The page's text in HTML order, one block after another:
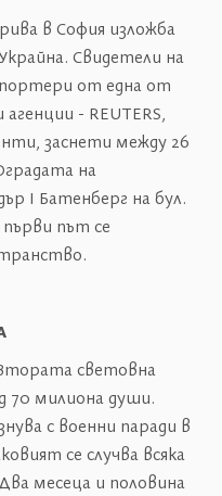
в София изложба
Свидетели на
от една от
- REUTERS,
заснети между 26
на
I Батенберг на бул.
първи път се
световна
70 милиона души.
с военни паради в
се случва всяка
месеца и половина